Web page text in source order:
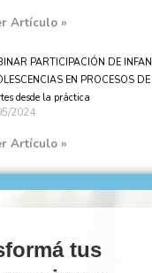
Artículo »
PARTICIPACIÓN DE
EN PROCESOS
desde la práctica
2024
Artículo »